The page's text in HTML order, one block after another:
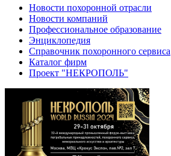
Новости похоронной отрасли
Новости компаний
Профессиональное образование
Энциклопедия
Справочник похоронного сервиса
Каталог фирм
Проект "НЕКРОПОЛЬ"